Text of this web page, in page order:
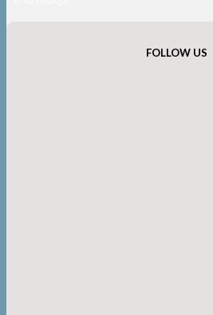
FOLLOW US